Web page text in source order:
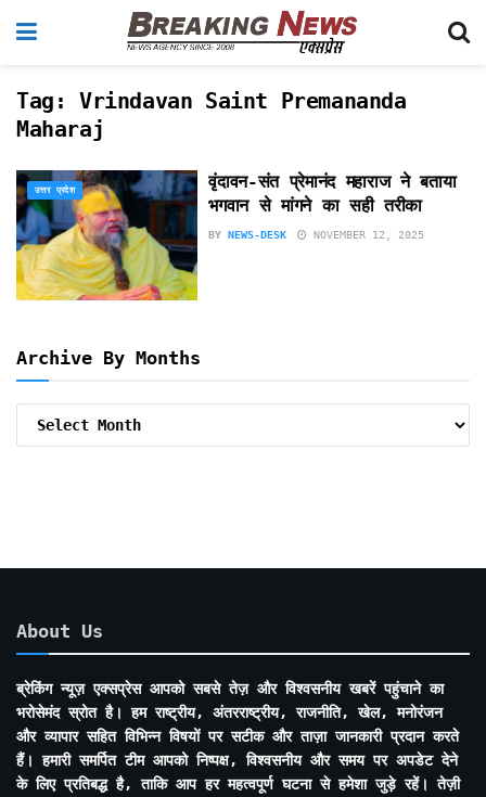
Tag: Vrindavan Saint Premananda
Maharaj
उत्तर प्रदेश
वृंदावन-संत प्रेमानंद महाराज ने बताया
भगवान से मांगने का सही तरीका
BY NEWS-DESK NOVEMBER 12, 2025
Archive By Months
About Us
ब्रेकिंग न्यूज़ एक्सप्रेस आपको सबसे तेज़ और विश्वसनीय खबरें पहुंचाने का
भरोसेमंद स्रोत है। हम राष्ट्रीय, अंतरराष्ट्रीय, राजनीति, खेल, मनोरंजन
और व्यापार सहित विभिन्न विषयों पर सटीक और ताज़ा जानकारी प्रदान करते
हैं। हमारी समर्पित टीम आपको निष्पक्ष, विश्वसनीय और समय पर अपडेट देने
के लिए प्रतिबद्ध है, ताकि आप हर महत्वपूर्ण घटना से हमेशा जुड़े रहें। तेज़ी